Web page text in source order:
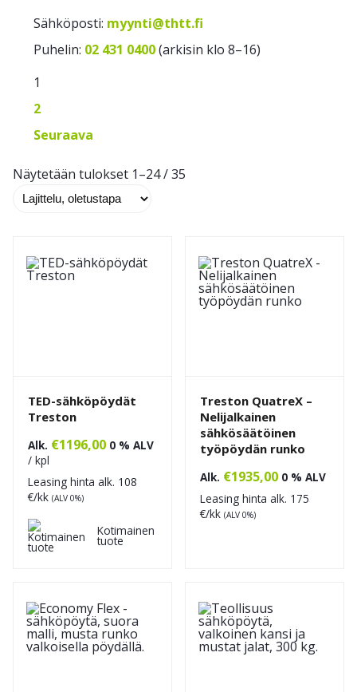
Sähköposti: myynti@thtt.fi
Puhelin: 02 431 0400(arkisin klo 8–16)
1
2
Seuraava
Näytetään tulokset 1–24 / 35
TED-sähköpöydät
Treston
Alk. €1196,00 0 % ALV
/ kpl
Leasing hinta alk. 108
€/kk (ALV 0%)
Kotimainen
tuote
Treston QuatreX –
Nelijalkainen
sähkösäätöinen
työpöydän runko
Alk. €1935,00 0 % ALV
Leasing hinta alk. 175
€/kk (ALV 0%)